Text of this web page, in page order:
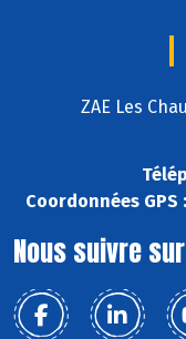
ZAE Les
Coordonnées GPS :
Nous suivre sur